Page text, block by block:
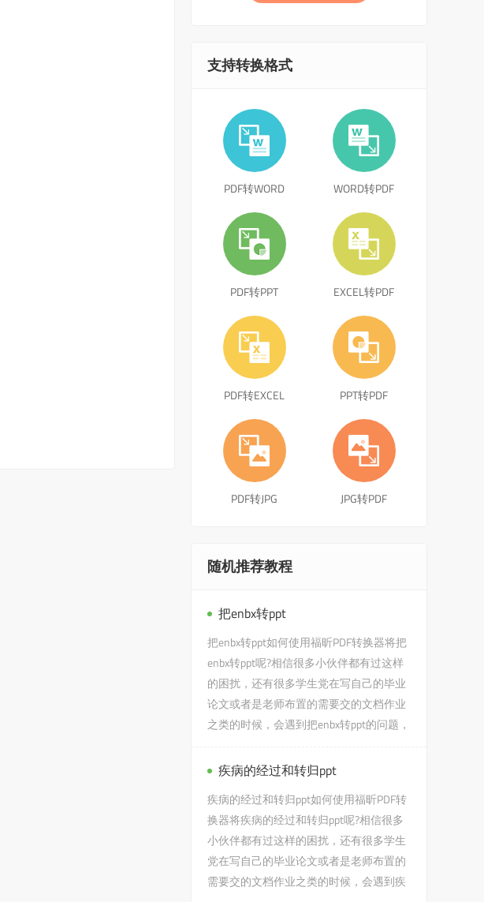
支持转换格式
PDF转WORD WORD转PDF
PDF转PPT EXCEL转PDF
PDF转EXCEL PPT转PDF
PDF转JPG JPG转PDF
随机推荐教程
把enbx转ppt
把enbx转ppt如何使用福昕PDF转换器将把
enbx转ppt呢?相信很多小伙伴都有过这样
的困扰，还有很多学生党在写自己的毕业
论文或者是老师布置的需要交的文档作业
之类的时候，会遇到把enbx转ppt的问题，
疾病的经过和转归ppt
疾病的经过和转归ppt如何使用福昕PDF转
换器将疾病的经过和转归ppt呢?相信很多
小伙伴都有过这样的困扰，还有很多学生
党在写自己的毕业论文或者是老师布置的
需要交的文档作业之类的时候，会遇到疾